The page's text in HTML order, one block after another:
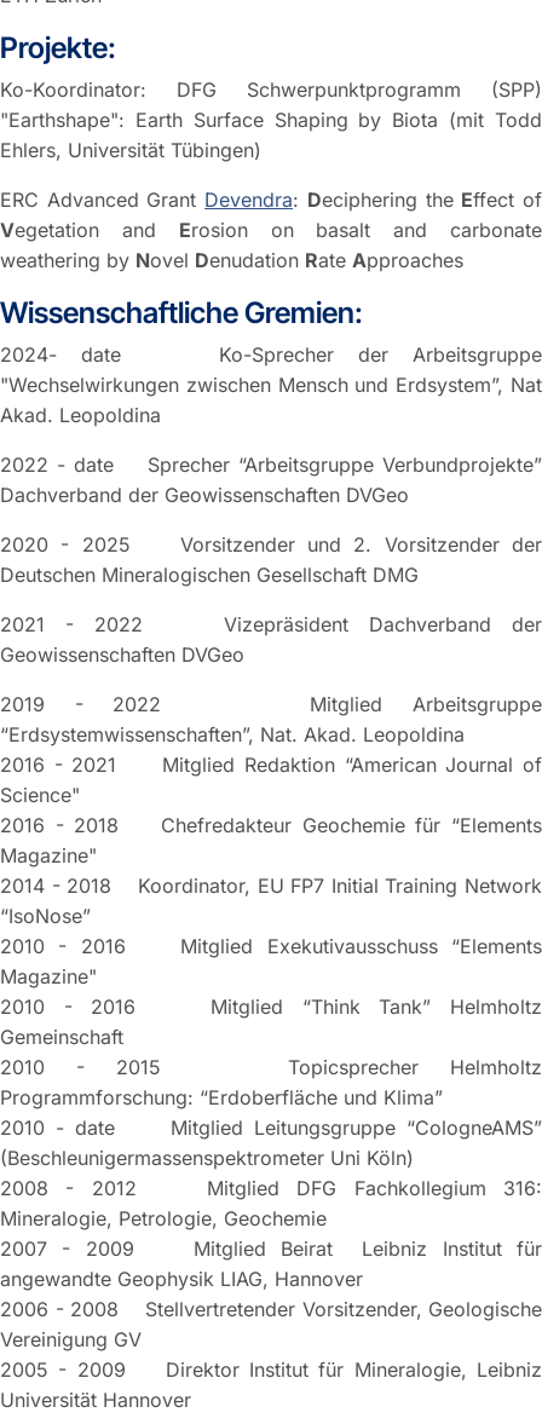
Projekte:
Ko-Koordinator: DFG Schwerpunktprogramm (SPP)
"Earthshape": Earth Surface Shaping by Biota (mit Todd
Ehlers, Universität Tübingen)
ERC Advanced Grant Devendra: Deciphering the Effect of
Vegetation and Erosion on basalt and carbonate
weathering by Novel Denudation Rate Approaches
Wissenschaftliche Gremien:
2024- date Ko-Sprecher der Arbeitsgruppe
"Wechselwirkungen zwischen Mensch und Erdsystem”, Nat
Akad. Leopoldina
2022 - date Sprecher “Arbeitsgruppe Verbundprojekte”
Dachverband der Geowissenschaften DVGeo
2020 - 2025 Vorsitzender und 2. Vorsitzender der
Deutschen Mineralogischen Gesellschaft DMG
2021 - 2022 Vizepräsident Dachverband der
Geowissenschaften DVGeo
2019 - 2022 Mitglied Arbeitsgruppe
“Erdsystemwissenschaften”, Nat. Akad. Leopoldina
2016 - 2021 Mitglied Redaktion “American Journal of
Science"
2016 - 2018 Chefredakteur Geochemie für “Elements
Magazine"
2014 - 2018 Koordinator, EU FP7 Initial Training Network
“IsoNose”
2010 - 2016 Mitglied Exekutivausschuss “Elements
Magazine"
2010 - 2016 Mitglied “Think Tank” Helmholtz
Gemeinschaft
2010 - 2015 Topicsprecher Helmholtz
Programmforschung: “Erdoberfläche und Klima”
2010 - date Mitglied Leitungsgruppe “CologneAMS”
(Beschleunigermassenspektrometer Uni Köln)
2008 - 2012 Mitglied DFG Fachkollegium 316:
Mineralogie, Petrologie, Geochemie
2007 - 2009 Mitglied Beirat Leibniz Institut für
angewandte Geophysik LIAG, Hannover
2006 - 2008 Stellvertretender Vorsitzender, Geologische
Vereinigung GV
2005 - 2009 Direktor Institut für Mineralogie, Leibniz
Universität Hannover